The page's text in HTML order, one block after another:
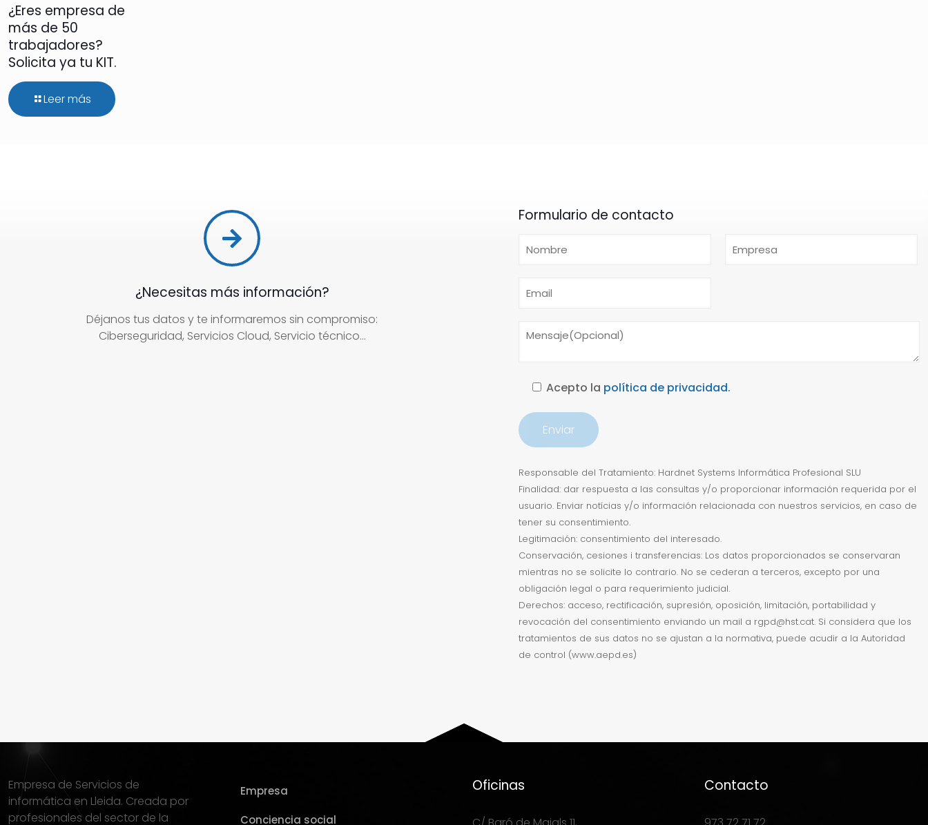
¿Eres empresa de
más de 50
trabajadores?
Solicita ya tu KIT.
Leer más
¿Necesitas más información?
Déjanos tus datos y te informaremos sin compromiso:
Ciberseguridad, Servicios Cloud, Servicio técnico...
Formulario de contacto
Acepto la política de privacidad.
Responsable del Tratamiento: Hardnet Systems Informática Profesional SLU
Finalidad: dar respuesta a las consultas y/o proporcionar información requerida por el
usuario. Enviar notícias y/o información relacionada con nuestros servicios, en caso de
tener su consentimiento.
Legitimación: consentimiento del interesado.
Conservación, cesiones i transferencias: Los datos proporcionados se conservaran
mientras no se solicite lo contrario. No se cederan a terceros, excepto por una
obligación legal o para requerimiento judicial.
Derechos: acceso, rectificación, supresión, oposición, limitación, portabilidad y
revocación del consentimiento enviando un mail a rgpd@hst.cat. Si considera que los
tratamientos de sus datos no se ajustan a la normativa, puede acudir a la Autoridad
de control (www.aepd.es)
Empresa de Servicios de
informática en Lleida. Creada por
profesionales del sector de la
Empresa
Conciencia social
Oficinas Contacto